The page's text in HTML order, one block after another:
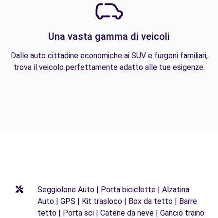
Una vasta gamma di veicoli
Dalle auto cittadine economiche ai SUV e furgoni familiari,
trova il veicolo perfettamente adatto alle tue esigenze.
Seggiolone Auto | Porta biciclette | Alzatina
Auto | GPS | Kit trasloco | Box da tetto | Barre
tetto | Porta sci | Catene da neve | Gancio traino